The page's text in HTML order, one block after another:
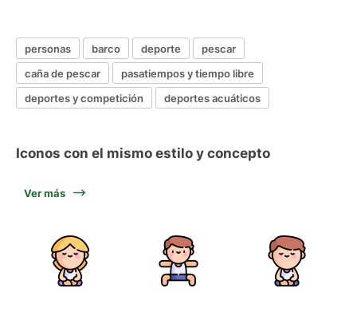
personas barco deporte
pescar
caña de pescar
pasatiempos y tiempo libre
deportes y competición
deportes acuáticos
Iconos con el mismo estilo y concepto
Ver más